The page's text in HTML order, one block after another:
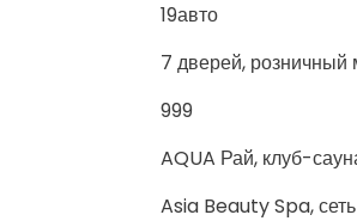
19авто
7 дверей, розничный
999
AQUA Рай, клуб-
Asia Beauty Spa,